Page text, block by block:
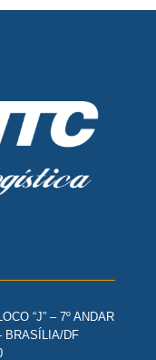
“J” – 7º ANDAR
BRASÍLIA/DF